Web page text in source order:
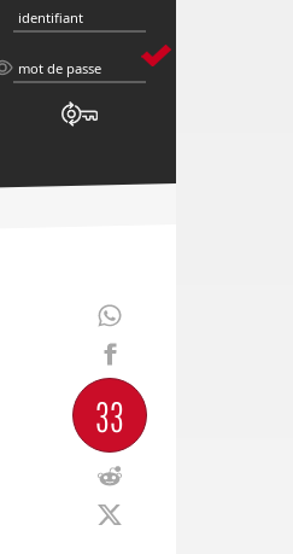
identifiant
identifiant
mot
mot de passe
33